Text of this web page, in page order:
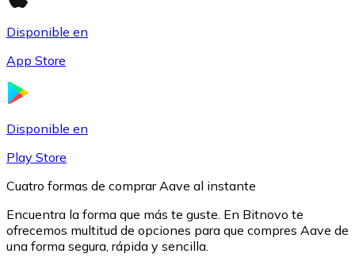
Disponible en
App Store
Disponible en
Play Store
Cuatro formas de comprar Aave al instante
Encuentra la forma que más te guste. En Bitnovo te
ofrecemos multitud de opciones para que compres Aave de
una forma segura, rápida y sencilla.